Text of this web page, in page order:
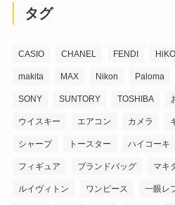
タグ
CASIO CHANEL FENDI
makita MAX Nikon Paloma
SONY SUNTORY TOSHIBA
ウイスキー エアコン カメラ
シャープ トースター ハイコーキ
フィギュア ブランドバッグ マキ
ルイヴィトン ワンピース 一眼レ